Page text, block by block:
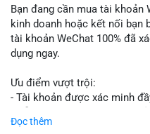
Đừng bỏ lỡ cơ hội cải thiện
cách hiệu quả!
Bạn đang cần mua tài khoản
kinh doanh hoặc kết nối bạn
tài khoản WeChat 100% đã
dụng ngay.
Ưu điểm vượt trội:
- Tài khoản được xác minh
- Giao dịch an toàn, bảo mật
Đọc thêm